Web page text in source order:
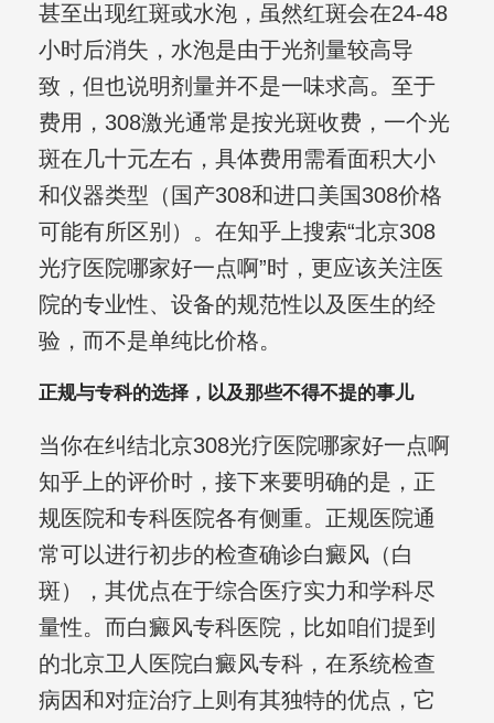
甚至出现红斑或水泡，虽然红斑会在24-48
小时后消失，水泡是由于光剂量较高导
致，但也说明剂量并不是一味求高。至于
费用，308激光通常是按光斑收费，一个光
斑在几十元左右，具体费用需看面积大小
和仪器类型（国产308和进口美国308价格
可能有所区别）。在知乎上搜索“北京308
光疗医院哪家好一点啊”时，更应该关注医
院的专业性、设备的规范性以及医生的经
验，而不是单纯比价格。
正规与专科的选择，以及那些不得不提的事儿
当你在纠结北京308光疗医院哪家好一点啊
知乎上的评价时，接下来要明确的是，正
规医院和专科医院各有侧重。正规医院通
常可以进行初步的检查确诊白癜风（白
斑），其优点在于综合医疗实力和学科尽
量性。而白癜风专科医院，比如咱们提到
的北京卫人医院白癜风专科，在系统检查
病因和对症治疗上则有其独特的优点，它